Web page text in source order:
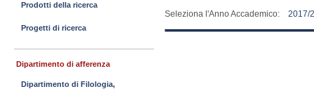
Seleziona l'Anno Accademico: 2017/
Prodotti della ricerca
Progetti di ricerca
Dipartimento di afferenza
Dipartimento di Filologia,